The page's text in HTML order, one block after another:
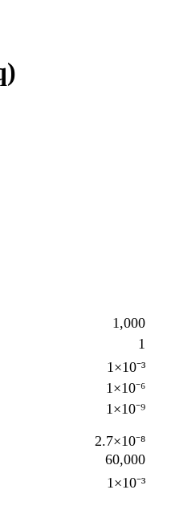
1,000
1
1×10⁻³
1×10⁻⁶
1×10⁻⁹
2.7×10⁻⁸
60,000
1×10⁻³